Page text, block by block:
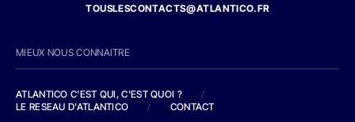
TOUSLESCONTACTS@ATLANTICO.FR
MIEUX NOUS CONNAITRE
ATLANTICO C'EST QUI, C'EST QUOI ?
/
LE RESEAU D'ATLANTICO
/ CONTACT